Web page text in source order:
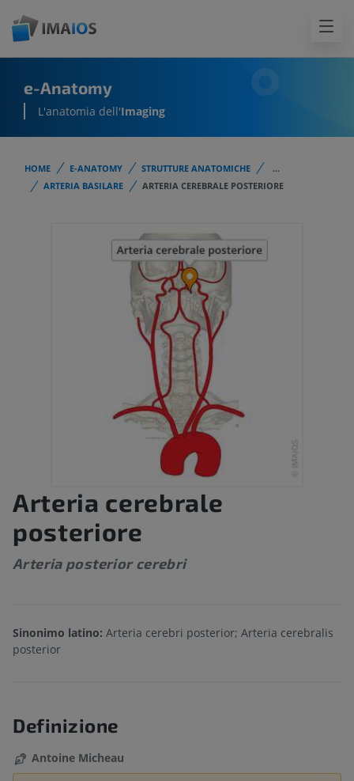
e-Anatomy
L'anatomia dell'Imaging
HOME E-ANATOMY STRUTTURE ANATOMICHE
...
ARTERIA BASILARE
ARTERIA CEREBRALE POSTERIORE
Arteria cerebrale
posteriore
Arteria posterior cerebri
Sinonimo latino: Arteria cerebri posterior; Arteria cerebralis
posterior
Definizione
Antoine Micheau